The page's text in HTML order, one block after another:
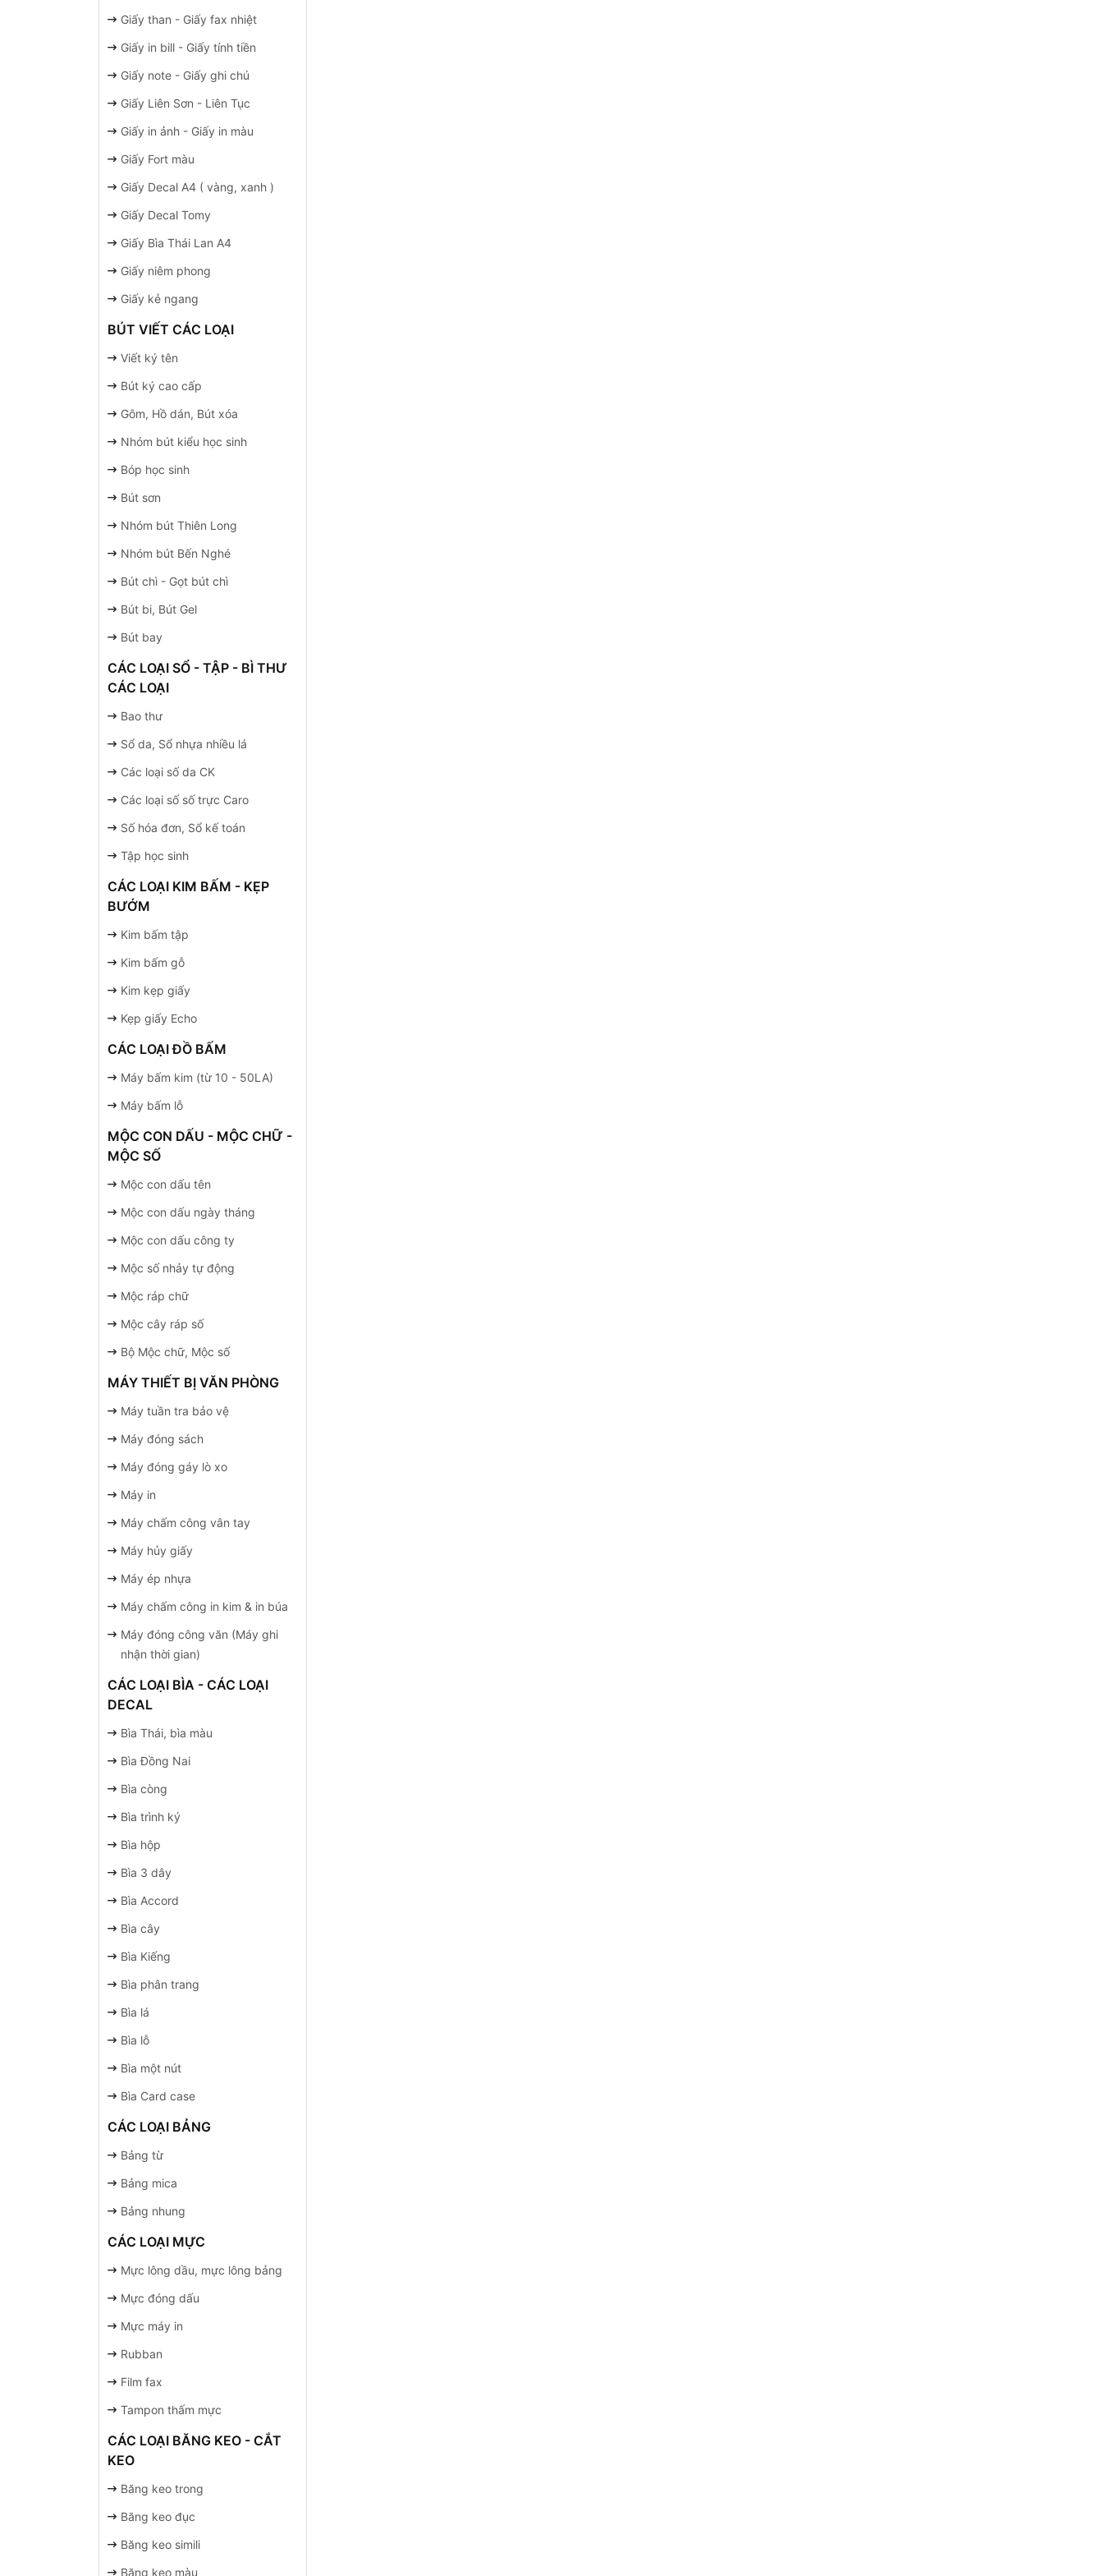
Giấy than - Giấy fax nhiệt
Giấy in bill - Giấy tính tiền
Giấy note - Giấy ghi chú
Giấy Liên Sơn - Liên Tục
Giấy in ảnh - Giấy in màu
Giấy Fort màu
Giấy Decal A4 ( vàng, xanh )
Giấy Decal Tomy
Giấy Bìa Thái Lan A4
Giấy niêm phong
Giấy kẻ ngang
BÚT VIẾT CÁC LOẠI
Viết ký tên
Bút ký cao cấp
Gôm, Hồ dán, Bút xóa
Nhóm bút kiểu học sinh
Bóp học sinh
Bút sơn
Nhóm bút Thiên Long
Nhóm bút Bến Nghé
Bút chì - Gọt bút chì
Bút bi, Bút Gel
Bút bay
CÁC LOẠI SỔ - TẬP - BÌ THƯ
CÁC LOẠI
Bao thư
Sổ da, Sổ nhựa nhiều lá
Các loại số da CK
Các loại số số trực Caro
Số hóa đơn, Sổ kế toán
Tập học sinh
CÁC LOẠI KIM BẤM - KẸP
BƯỚM
Kim bấm tập
Kim bấm gỗ
Kim kẹp giấy
Kẹp giấy Echo
CÁC LOẠI ĐỒ BẤM
Máy bấm kim (từ 10 - 50LA)
Máy bấm lỗ
MỘC CON DẤU - MỘC CHỮ -
MỘC SỐ
Mộc con dấu tên
Mộc con dấu ngày tháng
Mộc con dấu công ty
Mộc số nhảy tự động
Mộc ráp chữ
Mộc cây ráp số
Bộ Mộc chữ, Mộc số
MÁY THIẾT BỊ VĂN PHÒNG
Máy tuần tra bảo vệ
Máy đóng sách
Máy đóng gáy lò xo
Máy in
Máy chấm công vân tay
Máy hủy giấy
Máy ép nhựa
Máy chấm công in kim & in búa
Máy đóng công văn (Máy ghi
nhận thời gian)
CÁC LOẠI BÌA - CÁC LOẠI
DECAL
Bìa Thái, bìa màu
Bìa Đồng Nai
Bìa còng
Bìa trình ký
Bìa hộp
Bìa 3 dây
Bìa Accord
Bìa cây
Bìa Kiếng
Bìa phân trang
Bìa lá
Bìa lỗ
Bìa một nút
Bìa Card case
CÁC LOẠI BẢNG
Bảng từ
Bảng mica
Bảng nhung
CÁC LOẠI MỰC
Mực lông dầu, mực lông bảng
Mực đóng dấu
Mực máy in
Rubban
Film fax
Tampon thấm mực
CÁC LOẠI BĂNG KEO - CẮT
KEO
Băng keo trong
Băng keo đục
Băng keo simili
Băng keo màu